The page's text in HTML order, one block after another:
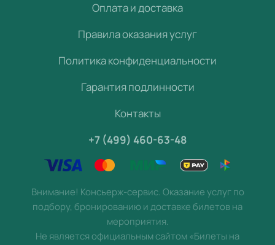
Оплата и доставка
Правила оказания услуг
Политика конфиденциальности
Гарантия подлинности
Контакты
+7 (499) 460-63-48
Внимание! Консьерж-сервис. Оказание услуг по
подбору, бронированию и доставке билетов на
мероприятия.
Не является официальным сайтом «Билеты на